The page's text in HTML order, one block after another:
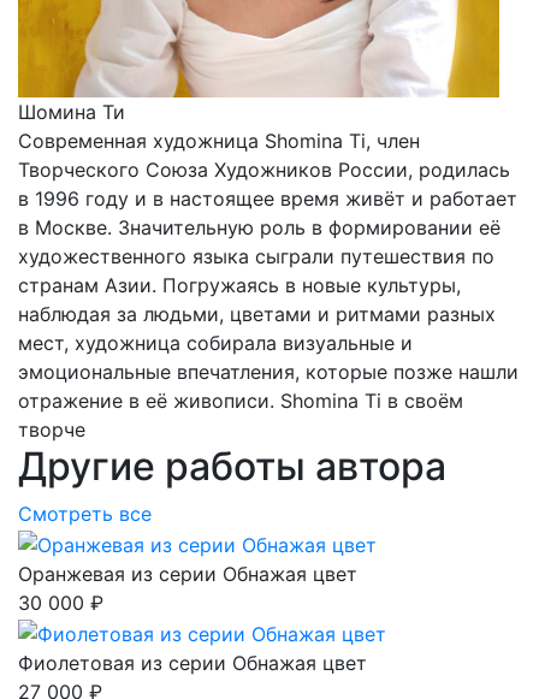
Шомина Ти
Современная художница Shomina Ti, член
Творческого Союза Художников России, родилась
в 1996 году и в настоящее время живёт и работает
в Москве. Значительную роль в формировании её
художественного языка сыграли путешествия по
странам Азии. Погружаясь в новые культуры,
наблюдая за людьми, цветами и ритмами разных
мест, художница собирала визуальные и
эмоциональные впечатления, которые позже нашли
отражение в её живописи. Shomina Ti в своём
творче
Другие работы автора
Смотреть все
Оранжевая из серии Обнажая цвет
30 000 ₽
Фиолетовая из серии Обнажая цвет
27 000 ₽